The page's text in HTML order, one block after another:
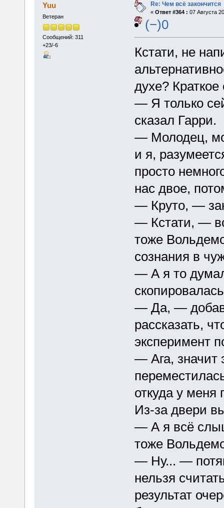
Yuu
Ветеран
Сообщений: 311
+23/-6
Re: Чем всё закончится
« Ответ #364 : 07 Августа
(−)0
Кстати, не
духе?
— Я только
сказал Гарри.
— Молодец,
и я,
просто
нас двое,
— Круто, —
— Кстати, —
тоже
сознания в
— А я то
— Да, —
рассказать,
эксперимент
— Ага, значит
откуда у меня
Из-за двери
— А я всё
тоже
— Ну... —
нельзя
результат